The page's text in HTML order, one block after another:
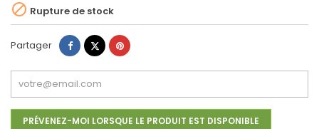
 Rupture de stock
Partager PartagerTweetPinterest
PRÉVENEZ-MOI LORSQUE LE PRODUIT EST DISPONIBLE